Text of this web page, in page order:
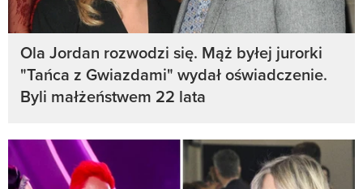
Ola Jordan rozwodzi się. Mąż byłej jurorki
"Tańca z Gwiazdami" wydał oświadczenie.
Byli małżeństwem 22 lata